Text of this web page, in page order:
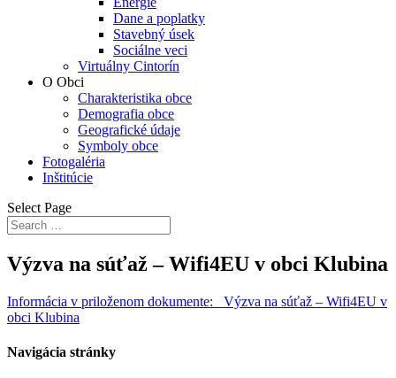
Dane a poplatky
Stavebný úsek
Sociálne veci
Virtuálny Cintorín
O Obci
Charakteristika obce
Demografia obce
Geografické údaje
Symboly obce
Fotogaléria
Inštitúcie
Select Page
Výzva na súťaž – Wifi4EU v obci Klubina
Informácia v priloženom dokumente: Výzva na súťaž – Wifi4EU v
obci Klubina
Navigácia stránky